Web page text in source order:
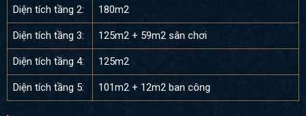
Diện tích tầng 2: 180m2
Diện tích tầng 3: 125m2 + 59m2 sân chơi
Diện tích tầng 4: 125m2
Diện tích tầng 5: 101m2 + 12m2 ban công